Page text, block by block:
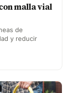
malla vial
de
y reducir